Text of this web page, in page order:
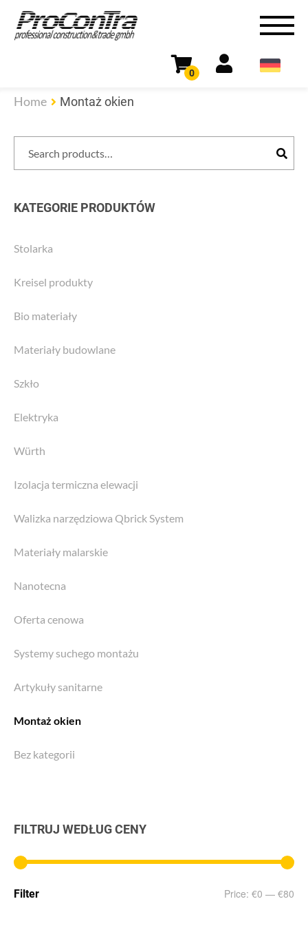
0
Home Montaż okien
Search
KATEGORIE PRODUKTÓW
Stolarka
Kreisel produkty
Bio materiały
Materiały budowlane
Szkło
Elektryka
Würth
Izolacja termiczna elewacji
Walizka narzędziowa Qbrick System
Materiały malarskie
Nanotecna
Oferta cenowa
Systemy suchego montażu
Artykuły sanitarne
Montaż okien
Bez kategorii
FILTRUJ WEDŁUG CENY
Min
Max
Filter Price: €0 — €80